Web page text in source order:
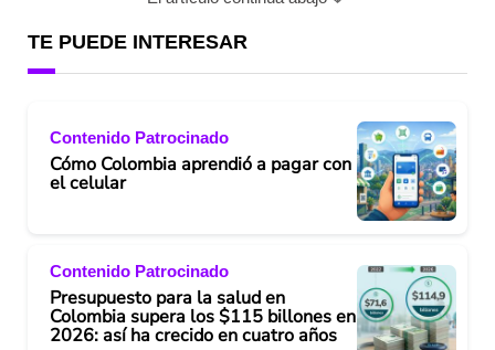
TE PUEDE INTERESAR
Contenido Patrocinado
Cómo Colombia aprendió a pagar con
el celular
Contenido Patrocinado
Presupuesto para la salud en
Colombia supera los $115 billones en
2026: así ha crecido en cuatro años